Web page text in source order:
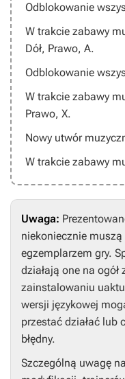
Odblokowanie
W trakcie zabawy
Dół, Prawo, A.
Odblokowanie
W trakcie zabawy
Prawo, X.
Nowy utwór
W trakcie zabawy
Uwaga:
niekoniecznie
egzemplarzem gry.
działają one na
zainstalowaniu
wersji językowej
przestać działać lub
błędny.
Szczególną uwagę